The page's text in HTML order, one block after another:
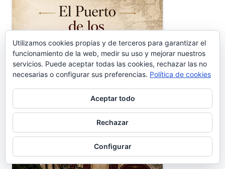
Utilizamos cookies propias y de terceros para garantizar el
funcionamiento de la web, medir su uso y mejorar nuestros
servicios. Puede aceptar todas las cookies, rechazar las no
necesarias o configurar sus preferencias. Política de cookies
Aceptar todo
Rechazar
Configurar